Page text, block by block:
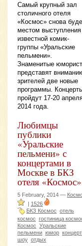
Самый крупный зал
столичного отеля
«Космос» снова
местом выступления
известной комик-
группы «Уральские
пельмени».
Знаменитые
представят
зрителей две новые
программы.
пройдут 17-20
2014 года.
Любимцы
публики
«Уральские
пельмени» с
концертами в
Москве в БКЗ
отеля «Космос»
5 February, 2014 —
| 1526
БКЗ Космос отель
космос гостиница
Космос Уральские
пельмени юмор концерт
шоу отдых